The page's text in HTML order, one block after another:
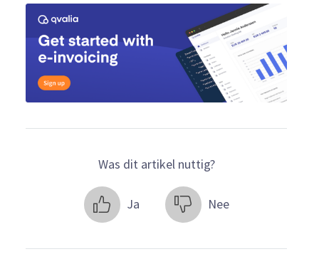
Was dit artikel nuttig?
Ja Nee